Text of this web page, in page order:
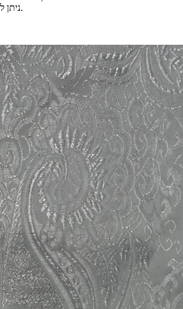
ניתן למצוא בחנות ונוס.